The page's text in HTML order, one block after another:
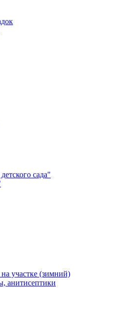
сада"
участке (зимний)
анитисептики